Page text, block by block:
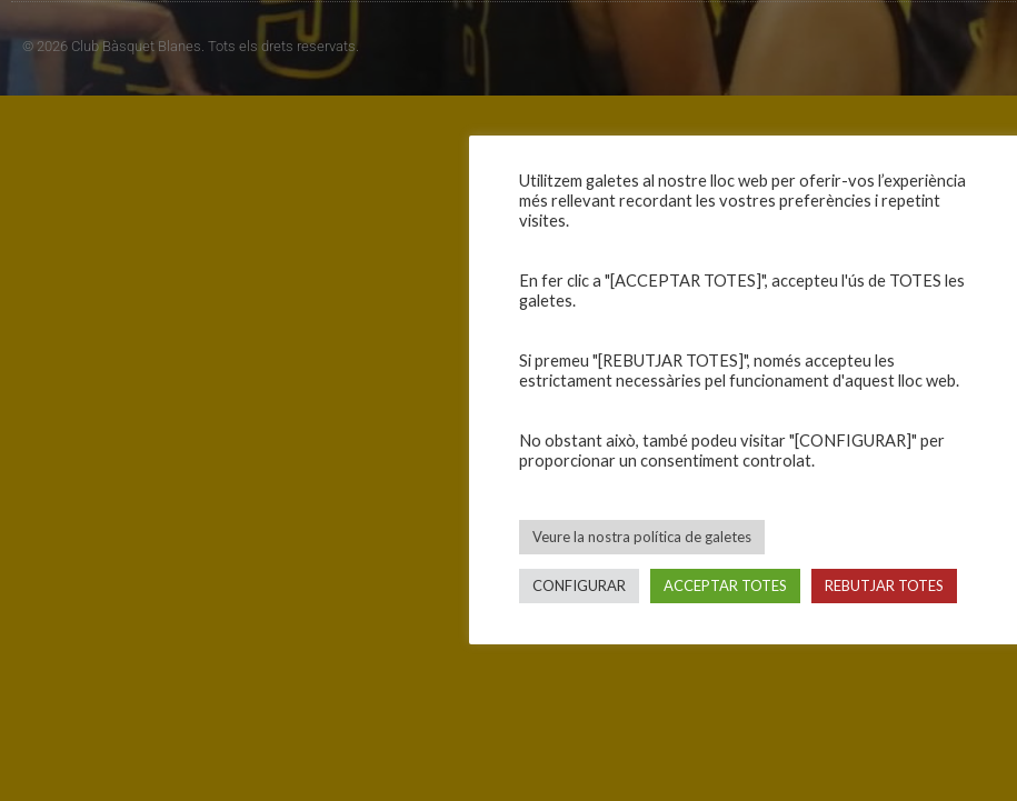
© 2026 Club Bàsquet Blanes. Tots els drets reservats.
Utilitzem galetes al nostre lloc web per oferir-vos l’experiència
més rellevant recordant les vostres preferències i repetint
visites.
En fer clic a "[ACCEPTAR TOTES]", accepteu l'ús de TOTES les
galetes.
Si premeu "[REBUTJAR TOTES]", només accepteu les
estrictament necessàries pel funcionament d'aquest lloc web.
No obstant això, també podeu visitar "[CONFIGURAR]" per
proporcionar un consentiment controlat.
Veure la nostra política de galetes
CONFIGURAR ACCEPTAR TOTES REBUTJAR TOTES